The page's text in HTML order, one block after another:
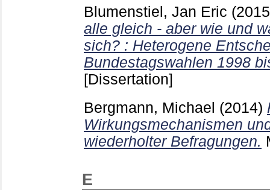
Blumenstiel, Jan Eric
alle gleich - aber wie und
sich? : Heterogene
Bundestagswahlen 1998
[Dissertation]
Bergmann, Michael (2014)
Wirkungsmechanismen
wiederholter Befragungen.
E